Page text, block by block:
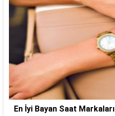
En İyi Bayan Saat Markaları